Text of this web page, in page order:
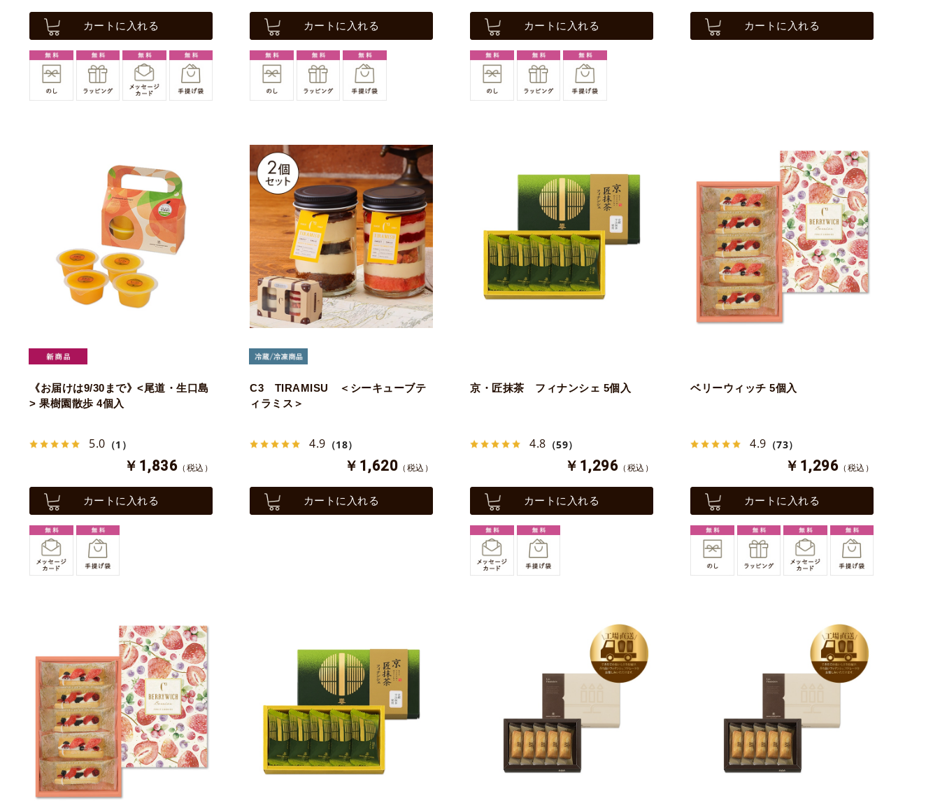
カートに入れる カートに入れる カートに入れる カートに入れる
《お届けは9/30まで》<尾道・生口島
> 果樹園散歩 4個入
5.0 （1）
￥1,836 （税込）
カートに入れる
C3 TIRAMISU ＜シーキューブテ
ィラミス＞
4.9 （18）
￥1,620 （税込）
カートに入れる
京・匠抹茶 フィナンシェ 5個入
4.8 （59）
￥1,296 （税込）
カートに入れる
ベリーウィッチ 5個入
4.9 （73）
￥1,296 （税込）
カートに入れる